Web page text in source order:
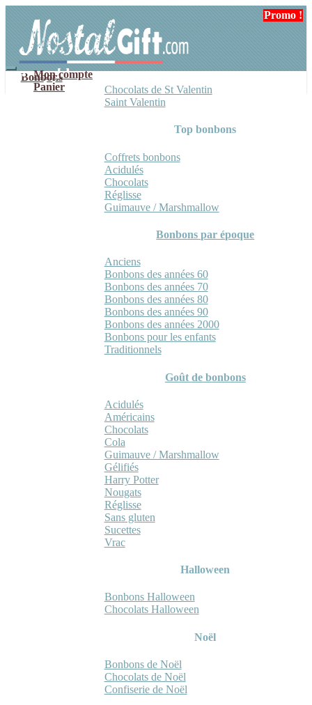
navigation
contenu
Mon compte
Panier
Bonbons
Chocolats de St Valentin
Saint Valentin
Top bonbons
Coffrets bonbons
Acidulés
Chocolats
Réglisse
Guimauve / Marshmallow
Bonbons par époque
Anciens
Bonbons des années 60
Bonbons des années 70
Bonbons des années 80
Bonbons des années 90
Bonbons des années 2000
Bonbons pour les enfants
Traditionnels
Goût de bonbons
Acidulés
Américains
Chocolats
Cola
Guimauve / Marshmallow
Gélifiés
Harry Potter
Nougats
Réglisse
Sans gluten
Sucettes
Vrac
Halloween
Bonbons Halloween
Chocolats Halloween
Noël
Bonbons de Noël
Chocolats de Noël
Confiserie de Noël
Promo !
Promo !
Promo !